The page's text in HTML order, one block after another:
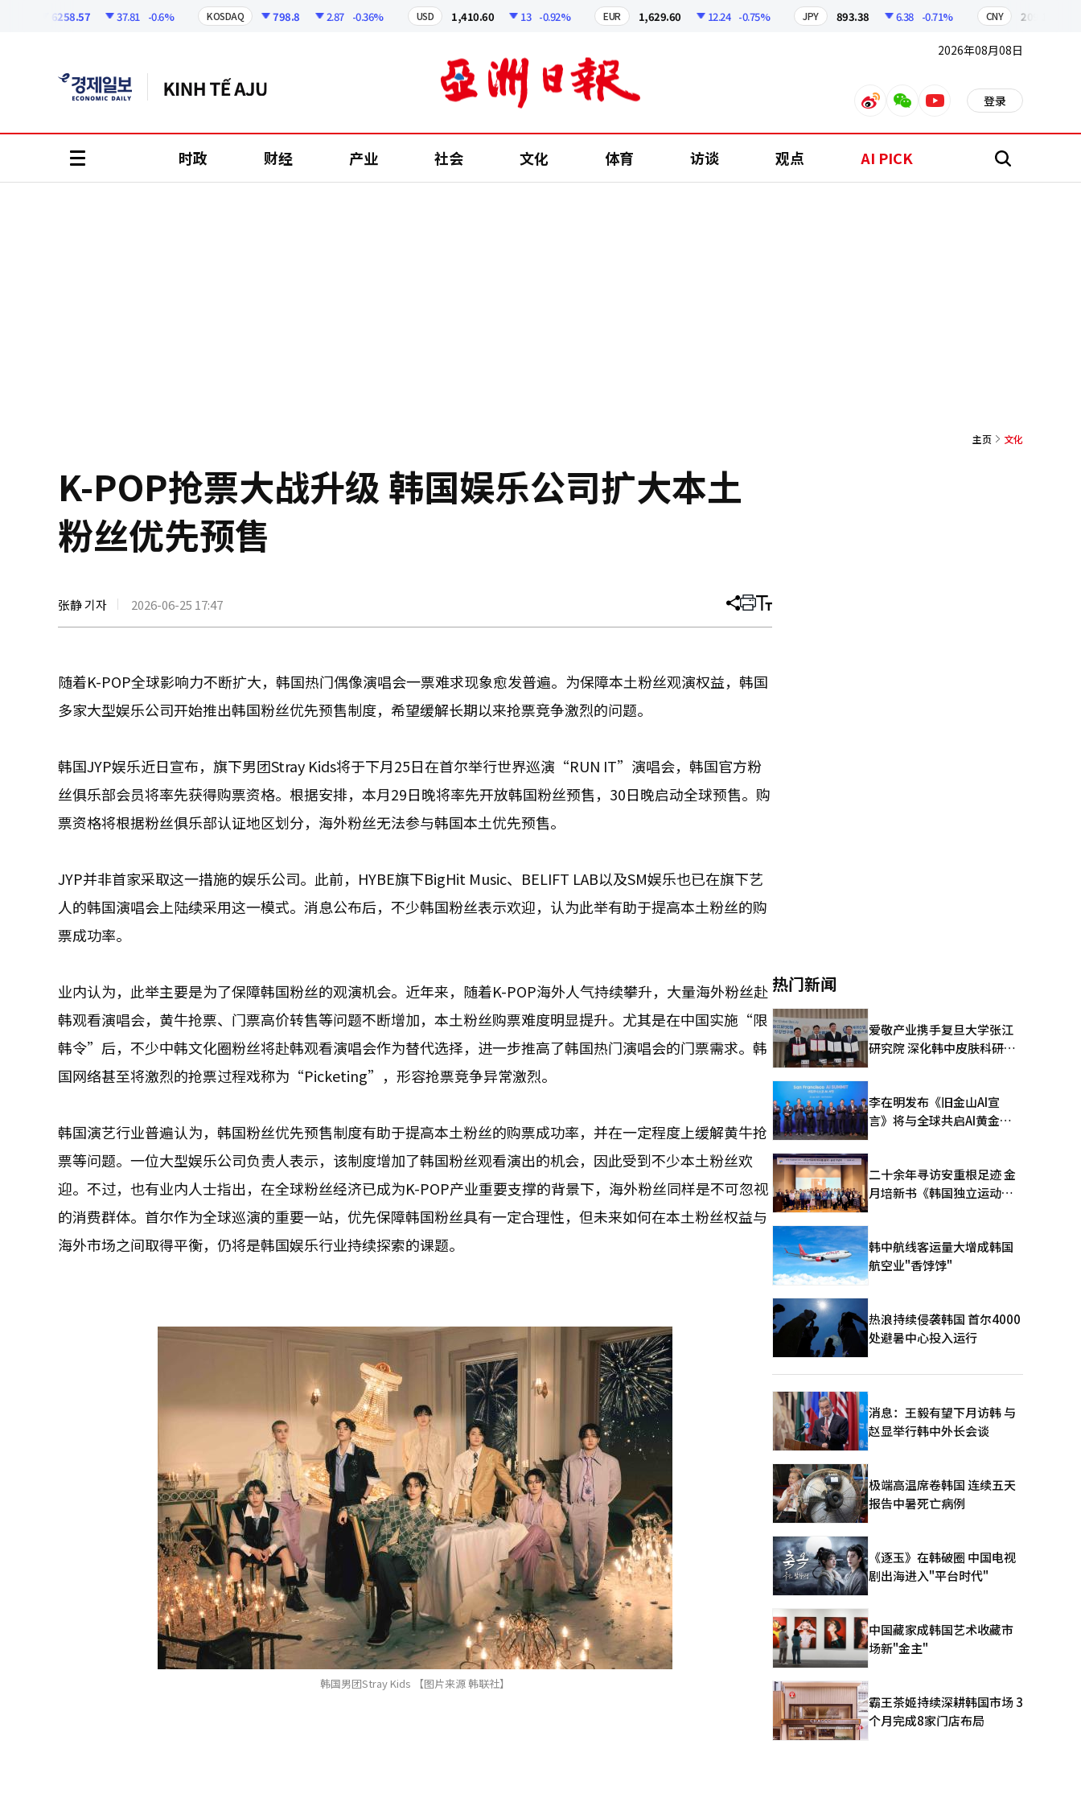
6258.57 37.81 -0.6% KOSDAQ 798.8 2.87 -0.36% USD 1,410.60 13 -0.92% EUR 1,629.60 12.24 -0.75% JPY 893.38 6.38 -0.71% CNY 209.17
2026年08月08日
weiboweixinyoutube 登录
时政 财经 产业 社会 文化 体育 访谈 观点 AI PICK 搜
主页 文化
K-POP抢票大战升级 韩国娱乐公司扩大本土
粉丝优先预售
张静 기자 2026-06-25 17:47 分
文
打 调
大
随着K-POP全球影响力不断扩大，韩国热门偶像演唱会一票难求现象愈发普遍。为保障本土粉丝观演权益，韩国
多家大型娱乐公司开始推出韩国粉丝优先预售制度，希望缓解长期以来抢票竞争激烈的问题。
韩国JYP娱乐近日宣布，旗下男团Stray Kids将于下月25日在首尔举行世界巡演“RUN IT”演唱会，韩国官方粉
丝俱乐部会员将率先获得购票资格。根据安排，本月29日晚将率先开放韩国粉丝预售，30日晚启动全球预售。购
票资格将根据粉丝俱乐部认证地区划分，海外粉丝无法参与韩国本土优先预售。
JYP并非首家采取这一措施的娱乐公司。此前，HYBE旗下BigHit Music、BELIFT LAB以及SM娱乐也已在旗下艺
人的韩国演唱会上陆续采用这一模式。消息公布后，不少韩国粉丝表示欢迎，认为此举有助于提高本土粉丝的购
票成功率。
业内认为，此举主要是为了保障韩国粉丝的观演机会。近年来，随着K-POP海外人气持续攀升，大量海外粉丝赴
韩观看演唱会，黄牛抢票、门票高价转售等问题不断增加，本土粉丝购票难度明显提升。尤其是在中国实施“限
韩令”后，不少中韩文化圈粉丝将赴韩观看演唱会作为替代选择，进一步推高了韩国热门演唱会的门票需求。韩
国网络甚至将激烈的抢票过程戏称为“Picketing”，形容抢票竞争异常激烈。
韩国演艺行业普遍认为，韩国粉丝优先预售制度有助于提高本土粉丝的购票成功率，并在一定程度上缓解黄牛抢
票等问题。一位大型娱乐公司负责人表示，该制度增加了韩国粉丝观看演出的机会，因此受到不少本土粉丝欢
迎。不过，也有业内人士指出，在全球粉丝经济已成为K-POP产业重要支撑的背景下，海外粉丝同样是不可忽视
的消费群体。首尔作为全球巡演的重要一站，优先保障韩国粉丝具有一定合理性，但未来如何在本土粉丝权益与
海外市场之间取得平衡，仍将是韩国娱乐行业持续探索的课题。
韩国男团Stray Kids 【图片来源 韩联社】
热门新闻
爱敬产业携手复旦大学张江
研究院 深化韩中皮肤科研合
李在明发布《旧金山AI宣
言》将与全球共启AI黄金时
二十余年寻访安重根足迹 金
月培新书《韩国独立运动圣
韩中航线客运量大增成韩国
航空业"香饽饽"
热浪持续侵袭韩国 首尔4000
处避暑中心投入运行
消息：王毅有望下月访韩 与
赵显举行韩中外长会谈
极端高温席卷韩国 连续五天
报告中暑死亡病例
《逐玉》在韩破圈 中国电视
剧出海进入"平台时代"
中国藏家成韩国艺术收藏市
场新"金主"
霸王茶姬持续深耕韩国市场 3
个月完成8家门店布局